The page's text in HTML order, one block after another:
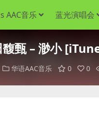
AAC音乐 蓝光演唱会
甄 – 渺小
华语AAC音乐 0 0